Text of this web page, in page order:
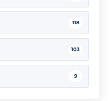
118
103
9